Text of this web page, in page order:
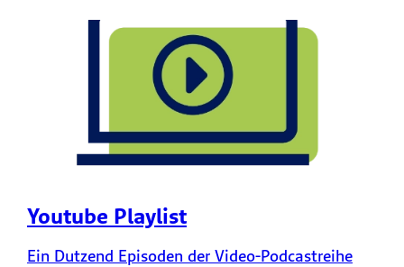
Youtube Playlist
Ein Dutzend Episoden der Video-Podcastreihe